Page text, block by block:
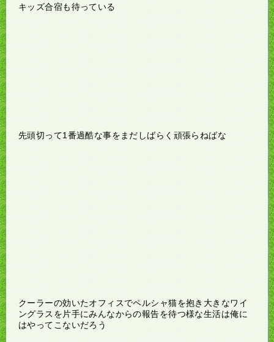
キッズ合宿も待っている
先頭切って1番過酷な事をまだしばらく頑張らねばな
クーラーの効いたオフィスでペルシャ猫を抱き大きなワイ
ングラスを片手にみんなからの報告を待つ様な生活は俺に
はやってこないだろう